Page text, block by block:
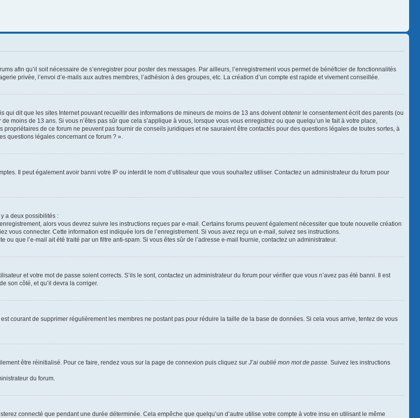
afin qu’il soit nécessaire de s’enregistrer pour poster des messages. Par ailleurs, l’enregistrement vous permet de bénéficier de fonctionnalités
privée, l’envoi d’e-mails aux autres membres, l’adhésion à des groupes, etc. La création d’un compte est rapide et vivement conseillée.
qui dit que les sites Internet pouvant recueillir des informations de mineurs de moins de 13 ans doivent obtenir le consentement écrit des parents (ou
moins de 13 ans. Si vous n’êtes pas sûr que cela s’applique à vous, lorsque vous vous enregistrez ou que quelqu’un le fait à votre place,
de ce forum ne peuvent pas fournir de conseils juridiques et ne sauraient être contactés pour des questions légales de toutes sortes, à
questions légales concernant ce forum ? ».
Il peut également avoir banni votre IP ou interdit le nom d’utilisateur que vous souhaitez utiliser. Contactez un administrateur du forum pour
a deux possibilités :
alors vous devrez suivre les instructions reçues par e-mail. Certains forums peuvent également nécessiter que toute nouvelle création
vous connecter. Cette information est indiquée lors de l’enregistrement. Si vous avez reçu un e-mail, suivez ses instructions.
ou que l’e-mail ait été traité par un filtre anti-spam. Si vous êtes sûr de l’adresse e-mail fournie, contactez un administrateur.
et votre mot de passe soient corrects. S’ils le sont, contactez un administrateur du forum pour vérifier que vous n’avez pas été banni. Il est
son côté, et qu’il devra la corriger.
courant de supprimer régulièrement les membres ne postant pas pour réduire la taille de la base de données. Si cela vous arrive, tentez de vous
être réinitialisé. Pour ce faire, rendez vous sur la page de connexion puis cliquez sur J’ai oublié mon mot de passe. Suivez les instructions
du forum.
connecté que pendant une durée déterminée. Cela empêche que quelqu’un d’autre utilise votre compte à votre insu en utilisant le même